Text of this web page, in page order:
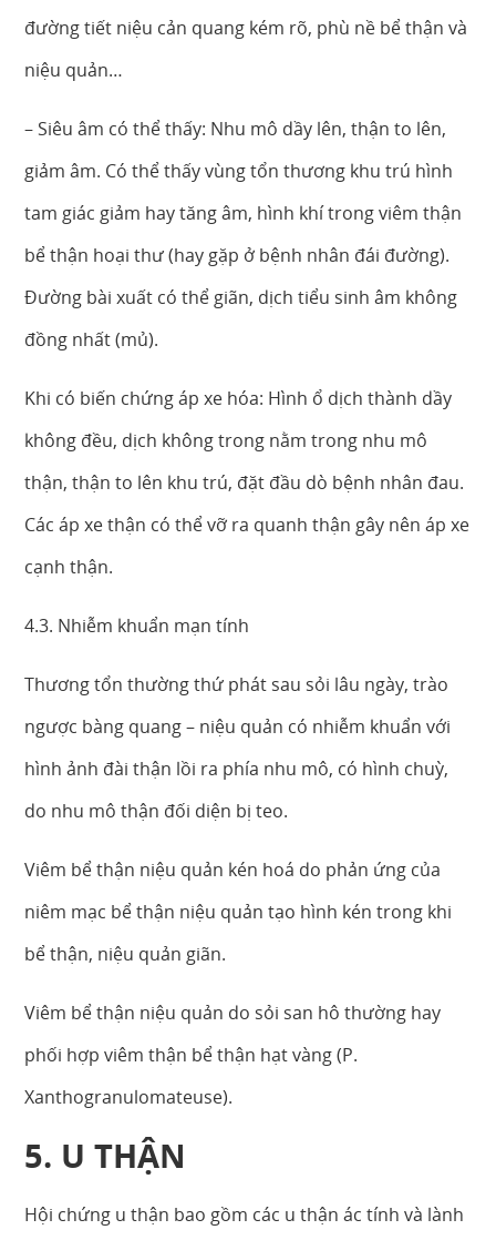
đường tiết niệu cản quang kém rõ, phù nề bể thận và
niệu quản…
– Siêu âm có thể thấy: Nhu mô dầy lên, thận to lên,
giảm âm. Có thể thấy vùng tổn thương khu trú hình
tam giác giảm hay tăng âm, hình khí trong viêm thận
bể thận hoại thư (hay gặp ở bệnh nhân đái đường).
Đường bài xuất có thể giãn, dịch tiểu sinh âm không
đồng nhất (mủ).
Khi có biến chứng áp xe hóa: Hình ổ dịch thành dầy
không đều, dịch không trong nằm trong nhu mô
thận, thận to lên khu trú, đặt đầu dò bệnh nhân đau.
Các áp xe thận có thể vỡ ra quanh thận gây nên áp xe
cạnh thận.
4.3. Nhiễm khuẩn mạn tính
Thương tổn thường thứ phát sau sỏi lâu ngày, trào
ngược bàng quang – niệu quản có nhiễm khuẩn với
hình ảnh đài thận lồi ra phía nhu mô, có hình chuỳ,
do nhu mô thận đối diện bị teo.
Viêm bể thận niệu quản kén hoá do phản ứng của
niêm mạc bể thận niệu quản tạo hình kén trong khi
bể thận, niệu quản giãn.
Viêm bể thận niệu quản do sỏi san hô thường hay
phối hợp viêm thận bể thận hạt vàng (P.
Xanthogranulomateuse).
5. U THẬN
Hội chứng u thận bao gồm các u thận ác tính và lành